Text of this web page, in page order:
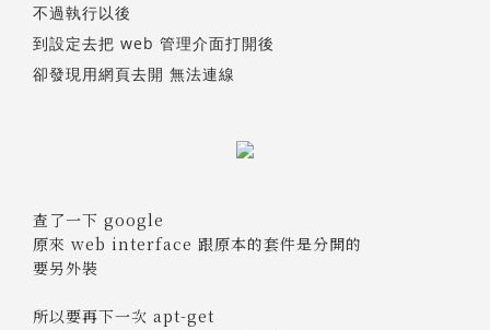
不過執行以後
到設定去把 web 管理介面打開後
卻發現用網頁去開 無法連線
查了一下 google
原來 web interface 跟原本的套件是分開的
要另外裝
所以要再下一次 apt-get